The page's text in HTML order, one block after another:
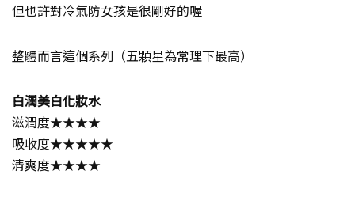
但也許對冷氣防女孩是很剛好的喔
整體而言這個系列（五顆星為常理下最高）
白潤美白化妝水
滋潤度★★★★
吸收度★★★★★
清爽度★★★★